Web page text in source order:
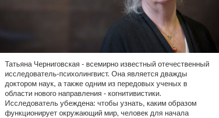
Татьяна Черниговская - всемирно известный отечественный
исследователь-психолингвист. Она является дважды
доктором наук, а также одним из передовых ученых в
области нового направления - когнитивистики.
Исследователь убеждена: чтобы узнать, каким образом
функционирует окружающий мир, человек для начала